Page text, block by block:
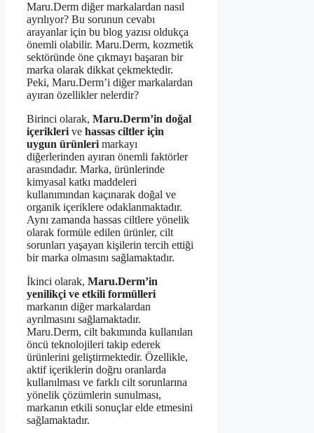
Maru.Derm diğer markalardan nasıl
ayrılıyor? Bu sorunun cevabı
arayanlar için bu blog yazısı oldukça
önemli olabilir. Maru.Derm, kozmetik
sektöründe öne çıkmayı başaran bir
marka olarak dikkat çekmektedir.
Peki, Maru.Derm’i diğer markalardan
ayıran özellikler nelerdir?
Birinci olarak, Maru.Derm’in doğal
içerikleri ve hassas ciltler için
uygun ürünleri markayı
diğerlerinden ayıran önemli faktörler
arasındadır. Marka, ürünlerinde
kimyasal katkı maddeleri
kullanımından kaçınarak doğal ve
organik içeriklere odaklanmaktadır.
Aynı zamanda hassas ciltlere yönelik
olarak formüle edilen ürünler, cilt
sorunları yaşayan kişilerin tercih ettiği
bir marka olmasını sağlamaktadır.
İkinci olarak, Maru.Derm’in
yenilikçi ve etkili formülleri
markanın diğer markalardan
ayrılmasını sağlamaktadır.
Maru.Derm, cilt bakımında kullanılan
öncü teknolojileri takip ederek
ürünlerini geliştirmektedir. Özellikle,
aktif içeriklerin doğru oranlarda
kullanılması ve farklı cilt sorunlarına
yönelik çözümlerin sunulması,
markanın etkili sonuçlar elde etmesini
sağlamaktadır.